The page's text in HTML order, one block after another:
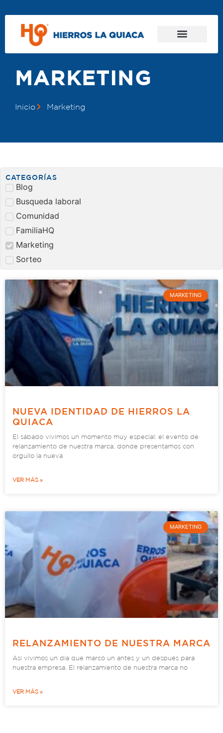
MARKETING
Inicio Marketing
CATEGORÍAS
Blog
Busqueda laboral
Comunidad
FamiliaHQ
Marketing
Sorteo
MARKETING
NUEVA IDENTIDAD DE HIERROS LA
QUIACA
El sábado vivimos un momento muy especial: el evento de
relanzamiento de nuestra marca, donde presentamos con
orgullo la nueva
VER MÁS »
MARKETING
RELANZAMIENTO DE NUESTRA MARCA
Así vivimos un día que marcó un antes y un después para
nuestra empresa. El relanzamiento de nuestra marca no
VER MÁS »